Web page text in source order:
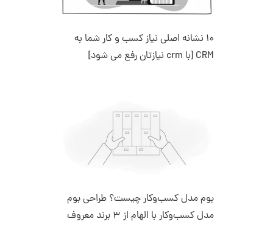
10 نشانه اصلی نیاز کسب و کار شما به
CRM [با crm نیازتان رفع می شود]
بوم مدل کسب‌وکار چیست؟ طراحی بوم
مدل کسب‌وکار با الهام از 3 برند معروف